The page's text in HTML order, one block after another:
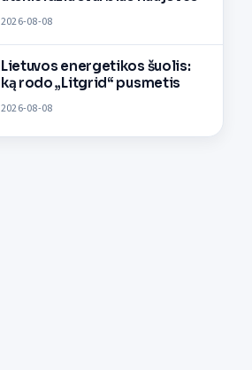
2026-08-08
Lietuvos energetikos šuolis:
ką rodo „Litgrid“ pusmetis
2026-08-08